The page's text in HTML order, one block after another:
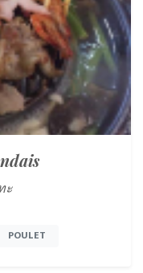
ะ
POULET